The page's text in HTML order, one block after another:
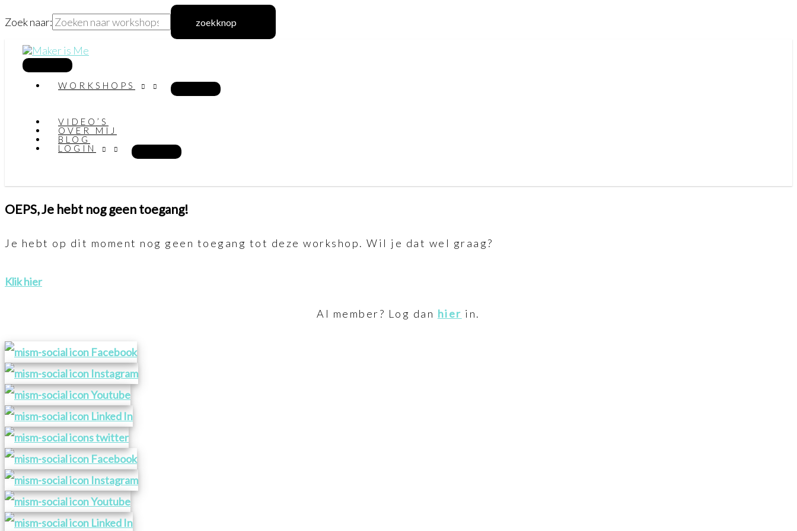
Zoek naar: zoekknop
naar
hoofdmenu
WORKSHOPS
VIDEO’S
OVER MIJ
BLOG
LOGIN
OEPS, Je hebt nog geen toegang!
Je hebt op dit moment nog geen toegang tot deze workshop. Wil je dat wel graag?
Klik hier
Al member? Log dan hier in.